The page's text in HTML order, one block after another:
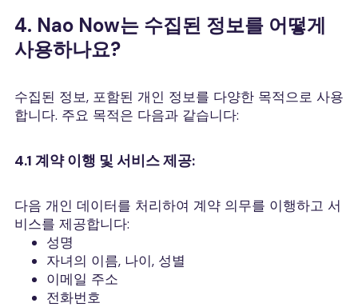
4. Nao Now는 수집된 정보를 어떻게
사용하나요?
수집된 정보, 포함된 개인 정보를 다양한 목적으로 사용
합니다. 주요 목적은 다음과 같습니다:
4.1 계약 이행 및 서비스 제공:
다음 개인 데이터를 처리하여 계약 의무를 이행하고 서
비스를 제공합니다:
성명
자녀의 이름, 나이, 성별
이메일 주소
전화번호